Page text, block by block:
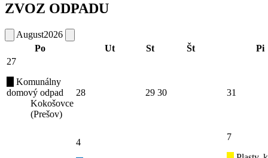
ZVOZ ODPADU
August2026
Po
Ut St Št
Pi
27
Komunálny
domový odpad
Kokošovce
(Prešov)
28 29 30 31
4
7